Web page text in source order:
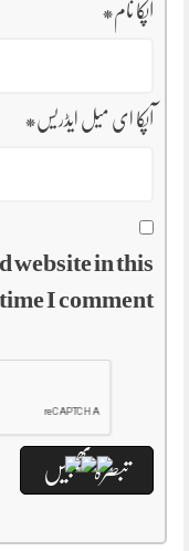
آپکا نام*
آپکا ای میل ایڈریس*
website in this
I comment.